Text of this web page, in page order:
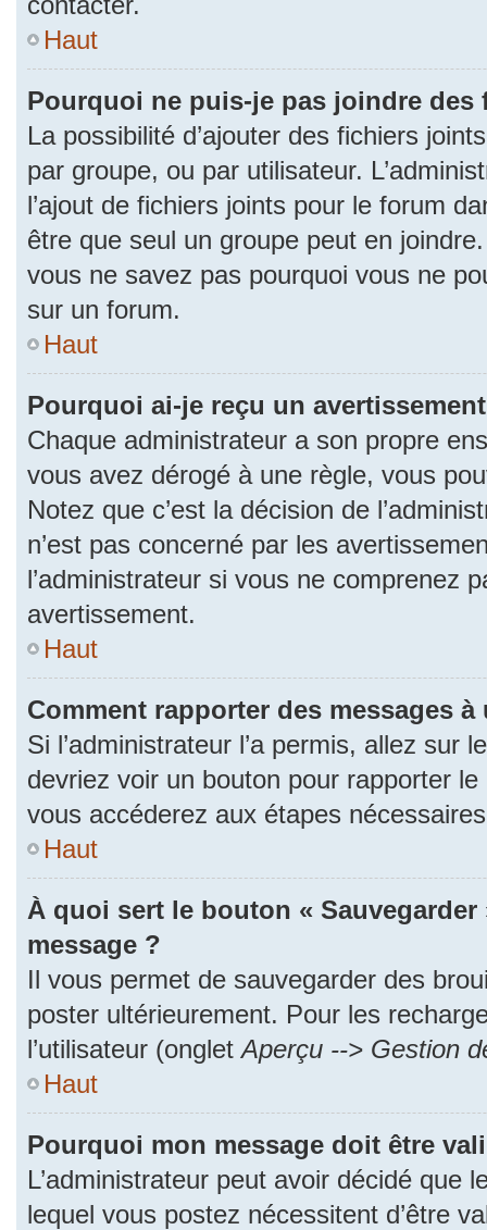
Haut
Pourquoi ne puis-je pas joindre des
La possibilité d’ajouter des fichiers
par groupe, ou par utilisateur.
l’ajout de fichiers joints pour le forum
être que seul un groupe peut en
vous ne savez pas pourquoi vous ne
sur un forum.
Haut
Pourquoi ai-je reçu un
Chaque administrateur a son propre
vous avez dérogé à une règle, vous
Notez que c’est la décision de
n’est pas concerné par les
l’administrateur si vous ne comprenez
avertissement.
Haut
Comment rapporter des messages
Si l’administrateur l’a permis, allez sur
devriez voir un bouton pour rapporter
vous accéderez aux étapes
Haut
À quoi sert le bouton «
message ?
Il vous permet de sauvegarder des
poster ultérieurement. Pour les
l’utilisateur (ongletAperçu --> Gestion
Haut
Pourquoi mon message doit être
L’administrateur peut avoir décidé que
lequel vous postez nécessitent d’être